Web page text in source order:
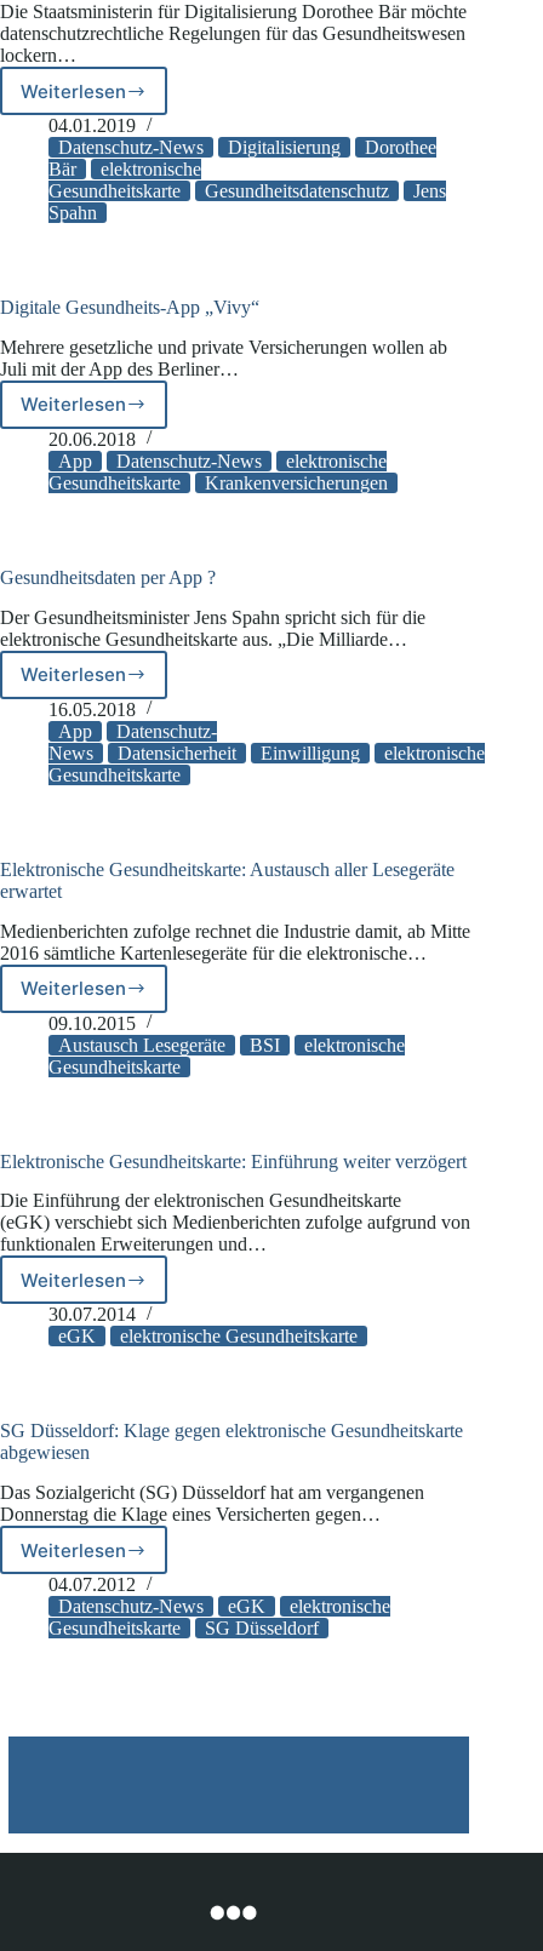
Die Staatsministerin für Digitalisierung Dorothee Bär möchte
datenschutzrechtliche Regelungen für das Gesundheitswesen
lockern…
Weiterlesen
Dorothee
Bär:
Datenschutz
soll
für
das
04.01.2019
Datenschutz-News
Digitalisierung
Dorothee
Bär
elektronische
Gesundheitskarte
Gesundheitsdatenschutz
Jens
Spahn
Digitale Gesundheits-App „Vivy“
Mehrere gesetzliche und private Versicherungen wollen ab
Juli mit der App des Berliner…
Weiterlesen
Digitale
Gesundheits-
App
„Vivy“
20.06.2018
App
Datenschutz-News
elektronische
Gesundheitskarte
Krankenversicherungen
Gesundheitsdaten per App ?
Der Gesundheitsminister Jens Spahn spricht sich für die
elektronische Gesundheitskarte aus. „Die Milliarde…
WeiterlesenGesundheitsdaten
per
App
?
16.05.2018
App
Datenschutz-
News
Datensicherheit Einwilligung
elektronische
Gesundheitskarte
Elektronische Gesundheitskarte: Austausch aller Lesegeräte
erwartet
Medienberichten zufolge rechnet die Industrie damit, ab Mitte
2016 sämtliche Kartenlesegeräte für die elektronische…
WeiterlesenElektronische
Gesundheitskarte:
Austausch
aller
09.10.2015
Austausch Lesegeräte
BSI
elektronische
Gesundheitskarte
Elektronische Gesundheitskarte: Einführung weiter verzögert
Die Einführung der elektronischen Gesundheitskarte
(eGK) verschiebt sich Medienberichten zufolge aufgrund von
funktionalen Erweiterungen und…
WeiterlesenElektronische
Gesundheitskarte:
Einführung
30.07.2014
eGK
elektronische Gesundheitskarte
SG Düsseldorf: Klage gegen elektronische Gesundheitskarte
abgewiesen
Das Sozialgericht (SG) Düsseldorf hat am vergangenen
Donnerstag die Klage eines Versicherten gegen…
Weiterlesen
SG
Düsseldorf:
Klage
gegen
04.07.2012
Datenschutz-News
eGK
elektronische
Gesundheitskarte
SG Düsseldorf